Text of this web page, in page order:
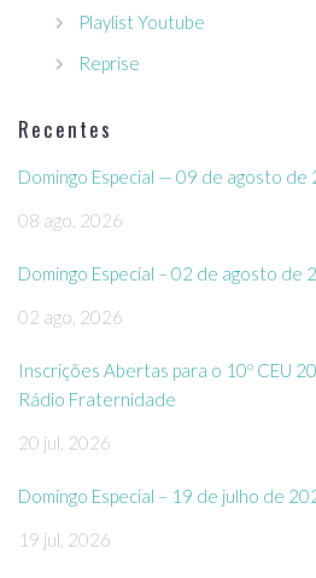
Playlist Youtube
Reprise
Recentes
Domingo Especial — 09 de agosto de
08 ago, 2026
Domingo Especial – 02 de agosto de
02 ago, 2026
Inscrições Abertas para o 10º CEU
Rádio Fraternidade
20 jul, 2026
Domingo Especial – 19 de julho de
19 jul, 2026